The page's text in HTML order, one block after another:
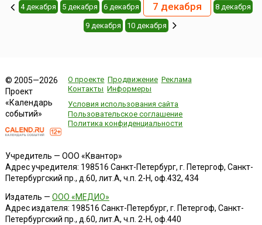
4 декабря 5 декабря 6 декабря 7 декабря 8 декабря
9 декабря 10 декабря
© 2005—2026
Проект
«Календарь
событий»
О проекте Продвижение Реклама
Контакты Информеры
Условия использования сайта
Пользовательское соглашение
Политика конфиденциальности
Учредитель — ООО «Квантор»
Адрес учредителя: 198516 Санкт-Петербург, г. Петергоф, Санкт-
Петербургский пр., д.60, лит.А, ч.п. 2-Н, оф.432, 434
Издатель — ООО «МЕДИО»
Адрес издателя: 198516 Санкт-Петербург, г. Петергоф, Санкт-
Петербургский пр., д.60, лит.А, ч.п. 2-Н, оф.440